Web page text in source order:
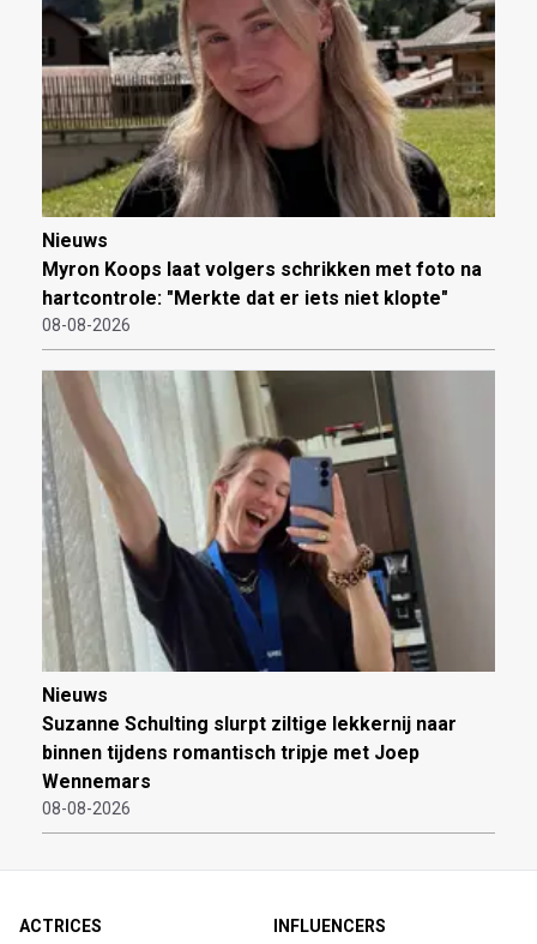
Nieuws
Myron Koops laat volgers schrikken met foto na
hartcontrole: "Merkte dat er iets niet klopte"
08-08-2026
Nieuws
Suzanne Schulting slurpt ziltige lekkernij naar
binnen tijdens romantisch tripje met Joep
Wennemars
08-08-2026
ACTRICES
INFLUENCERS